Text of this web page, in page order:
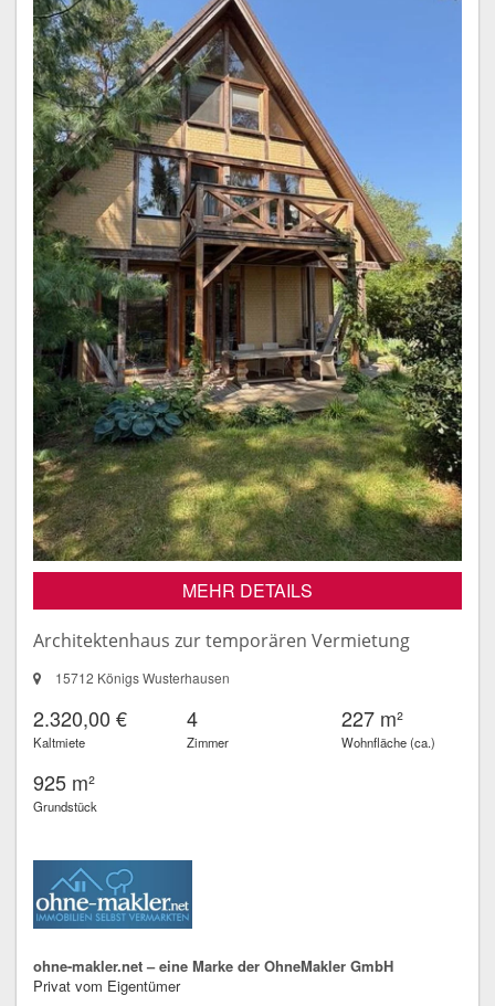
MEHR DETAILS
Architektenhaus zur temporären Vermietung
15712 Königs Wusterhausen
2.320,00 €
Kaltmiete
4
Zimmer
227 m²
Wohnfläche (ca.)
925 m²
Grundstück
ohne-makler.net – eine Marke der OhneMakler GmbH
Privat vom Eigentümer